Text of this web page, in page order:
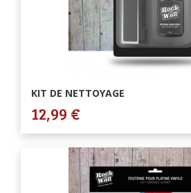
KIT DE NETTOYAGE
12,99 €